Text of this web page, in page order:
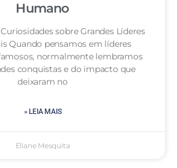
Humano
sobre Grandes Líderes
Quando pensamos em líderes
normalmente lembramos
conquistas e do impacto que
deixaram no
» LEIA MAIS
Eliane Mesquita